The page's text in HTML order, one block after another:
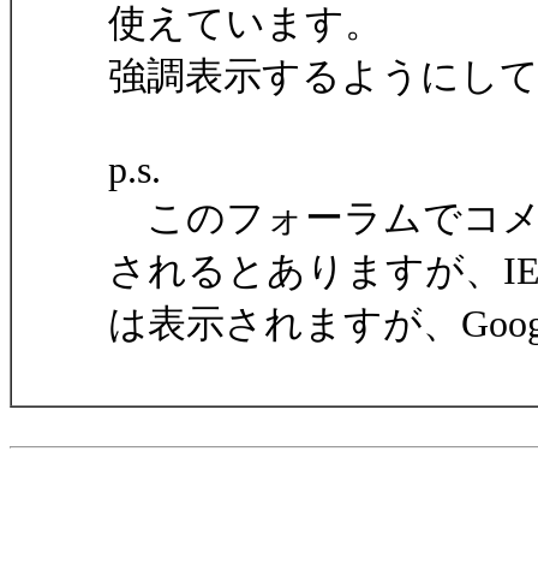
使えています。
強調表示するようにし
p.s.
このフォーラムでコ
されるとありますが、
は表示されますが、